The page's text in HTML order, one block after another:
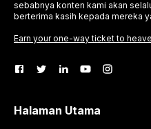
sebabnya konten kami akan
berterima kasih kepada mereka
Earn your one-way ticket to
Halaman Utama